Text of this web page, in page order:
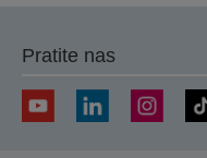
Pratite nas